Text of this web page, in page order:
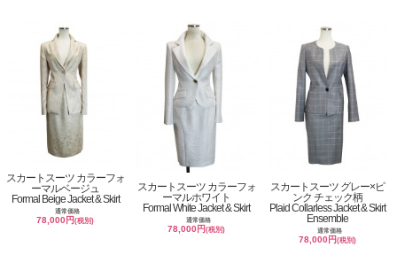
スカートスーツ カラーフォ
ーマルベージュ
Formal Beige Jacket & Skirt
通常価格
78,000円(税別)
スカートスーツ カラーフォ
ーマルホワイト
Formal White Jacket & Skirt
通常価格
78,000円(税別)
スカートスーツ グレー×ピ
ンク チェック柄
Plaid Collarless Jacket & Skirt
Ensemble
通常価格
78,000円(税別)